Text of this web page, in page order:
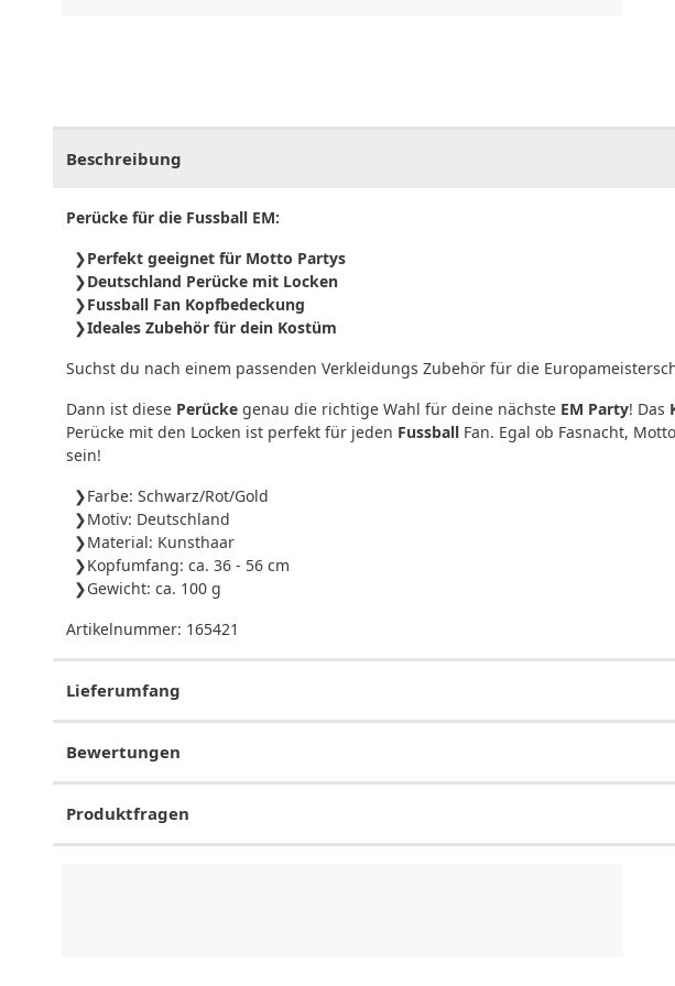
Beschreibung
Perücke für die Fussball EM:
Perfekt geeignet für Motto Partys
Deutschland Perücke mit Locken
Fussball Fan Kopfbedeckung
Ideales Zubehör für dein Kostüm
Suchst du nach einem passenden Verkleidungs Zubehör für die
Dann ist diese Perücke genau die richtige Wahl für deine nächste EM Party! Das
Perücke mit den Locken ist perfekt für jeden Fussball Fan. Egal ob Fasnacht,
sein!
Farbe: Schwarz/Rot/Gold
Motiv: Deutschland
Material: Kunsthaar
Kopfumfang: ca. 36 - 56 cm
Gewicht: ca. 100 g
Artikelnummer: 165421
Lieferumfang
Bewertungen
Produktfragen